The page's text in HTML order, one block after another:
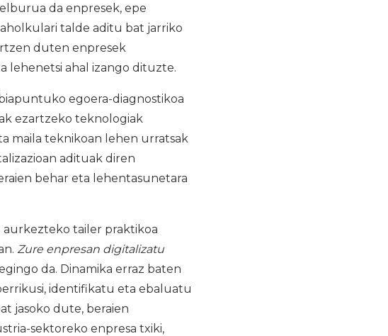
da enpresek, epe
talde aditu bat jarriko
duten enpresek
lehenetsi ahal izango dituzte.
egoera-diagnostikoa
ezartzeko teknologiak
maila teknikoan lehen urratsak
adituak diren
behar eta lehentasunetara
aurkezteko tailer praktikoa
Zure enpresan digitalizatu
da. Dinamika erraz baten
identifikatu eta ebaluatu
jasoko dute, beraien
sektoreko enpresa txiki,